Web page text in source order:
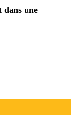
dans une